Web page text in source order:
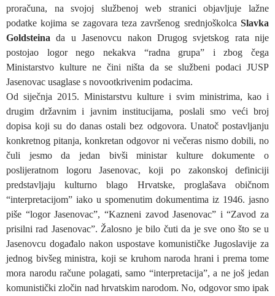
proračuna, na svojoj službenoj web stranici objavljuje lažne
podatke kojima se zagovara teza završenog srednjoškolca Slavka
Goldsteina da u Jasenovcu nakon Drugog svjetskog rata nije
postojao logor nego nekakva “radna grupa” i zbog čega
Ministarstvo kulture ne čini ništa da se službeni podaci JUSP
Jasenovac usaglase s novootkrivenim podacima.
Od siječnja 2015. Ministarstvu kulture i svim ministrima, kao i
drugim državnim i javnim institucijama, poslali smo veći broj
dopisa koji su do danas ostali bez odgovora. Unatoč postavljanju
konkretnog pitanja, konkretan odgovor ni večeras nismo dobili, no
čuli jesmo da jedan bivši ministar kulture dokumente o
poslijeratnom logoru Jasenovac, koji po zakonskoj definiciji
predstavljaju kulturno blago Hrvatske, proglašava običnom
“interpretacijom” iako u spomenutim dokumentima iz 1946. jasno
piše “logor Jasenovac”, “Kazneni zavod Jasenovac” i “Zavod za
prisilni rad Jasenovac”. Žalosno je bilo čuti da je sve ono što se u
Jasenovcu događalo nakon uspostave komunističke Jugoslavije za
jednog bivšeg ministra, koji se kruhom naroda hrani i prema tome
mora narodu račune polagati, samo “interpretacija”, a ne još jedan
komunistički zločin nad hrvatskim narodom. No, odgovor smo ipak